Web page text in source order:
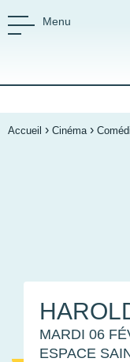
Menu
Accueil › Cinéma ›
MARDI 06
ESPACE